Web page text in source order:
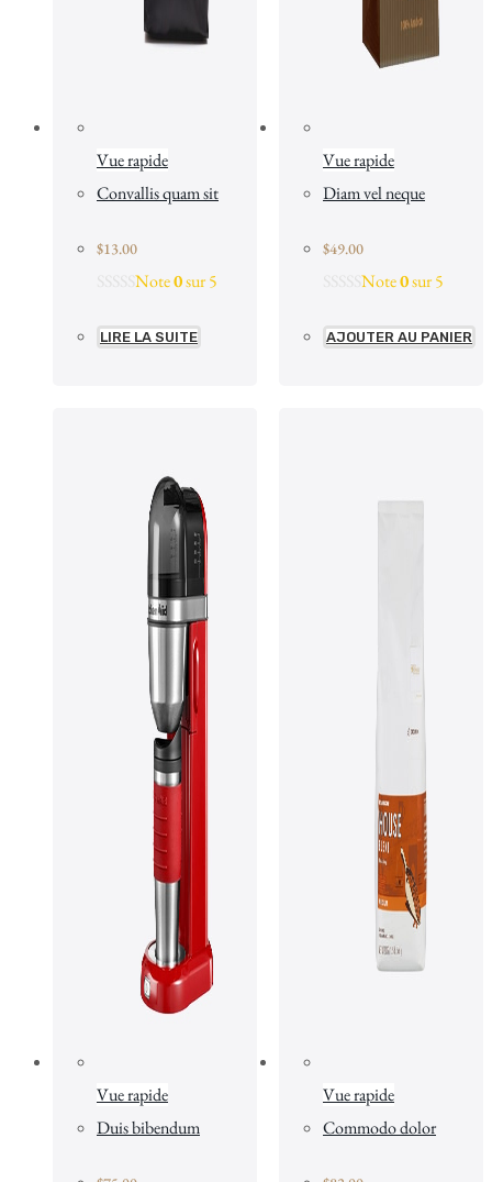
Vue rapide
Convallis quam sit
$13.00
Note0sur 5
LIRE LA SUITE
Vue rapide
Diam vel neque
$49.00
Note0sur 5
AJOUTER AU PANIER
Vue rapide
Duis bibendum
Vue rapide
Commodo dolor